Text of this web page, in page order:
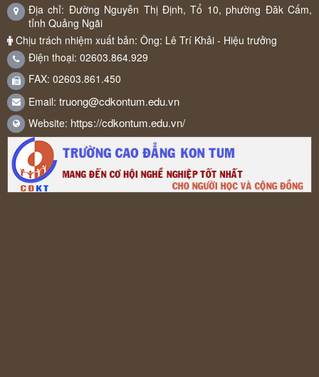
Địa chỉ: Đường Nguyễn Thị Định, Tổ 10, phường Đăk Cấm,
tỉnh Quảng Ngãi
Chịu trách nhiệm xuất bản: Ông: Lê Trí Khải - Hiệu trưởng
Điện thoại: 02603.864.929
FAX: 02603.861.450
Email: truong@cdkontum.edu.vn
Website: https://cdkontum.edu.vn/